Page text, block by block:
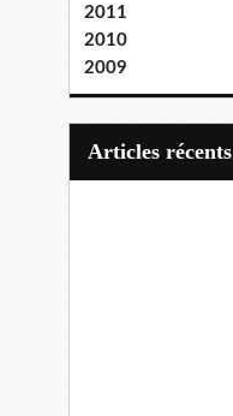
2011
2010
2009
articles récents